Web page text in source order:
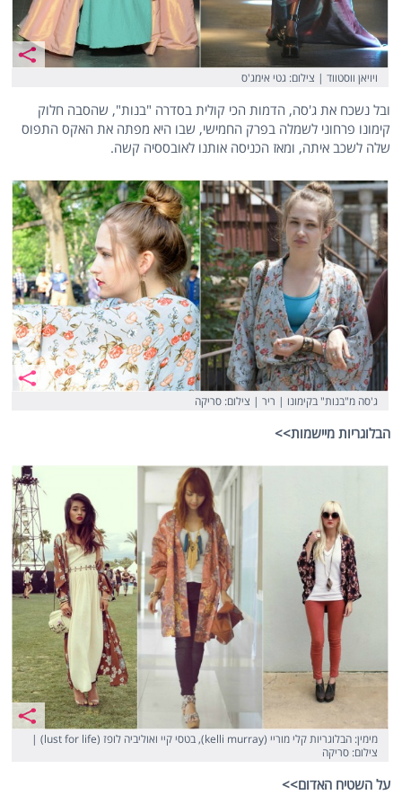
ויויאן ווסטווד | צילום: גטי אימג'ס
ובל נשכח את ג'סה, הדמות הכי קולית בסדרה "בנות", שהסבה חלוק
קימונו פרחוני לשמלה בפרק החמישי, שבו היא מפתה את האקס התפוס
שלה לשכב איתה, ומאז הכניסה אותנו לאובססיה קשה.
ג'סה מ"בנות" בקימונו | ריר | צילום: סריקה
הבלוגריות מיישמות>>
מימין: הבלוגריות קלי מוריי (kelli murray), בטסי קיי ואוליביה לופז (lust for life) |
צילום: סריקה
על השטיח האדום>>